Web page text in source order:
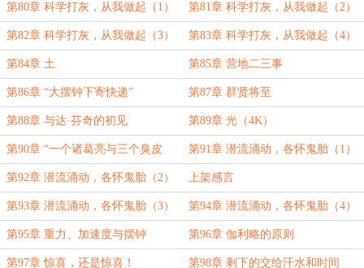
第80章 科学打灰，从我做起（1） 第81章 科学打灰，从我做起（2）
第82章 科学打灰，从我做起（3） 第83章 科学打灰，从我做起（4）
第84章 土 第85章 营地二三事
第86章 “大摆钟下寄快递” 第87章 群贤将至
第88章 与达·芬奇的初见 第89章 光（4K）
第90章 “一个诸葛亮与三个臭皮
匠”（4K）
第91章 潜流涌动，各怀鬼胎（1）
第92章 潜流涌动，各怀鬼胎（2） 上架感言
第93章 潜流涌动，各怀鬼胎（3）
（求订阅）
第94章 潜流涌动，各怀鬼胎（4）
（求订阅）
第95章 重力、加速度与摆钟 第96章 伽利略的原则
第97章 惊喜，还是惊喜！ 第98章 剩下的交给汗水和时间